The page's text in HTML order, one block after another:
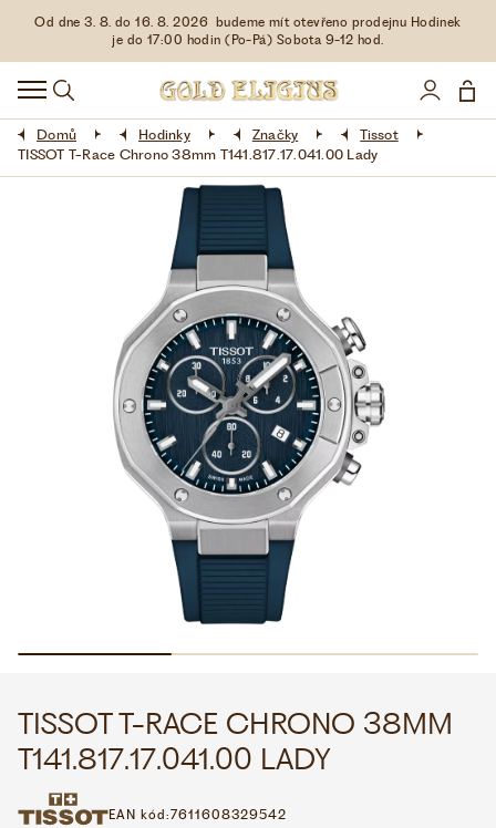
Od dne 3. 8. do 16. 8. 2026 budeme mít otevřeno prodejnu Hodinek
je do 17:00 hodin (Po-Pá) Sobota 9-12 hod.
HODINKY
DOPLŇKY
ŠPERKY
LIMITOVANÉ EDICE
VŠE O NÁKUPU
WHATSAPP
VOLEJTE 9:00–18:00 +420 775 138 346
Domů Hodinky Značky
Tissot
TISSOT T-Race Chrono 38mm T141.817.17.041.00 Lady
TISSOT T-RACE CHRONO 38MM
T141.817.17.041.00 LADY
EAN kód:7611608329542